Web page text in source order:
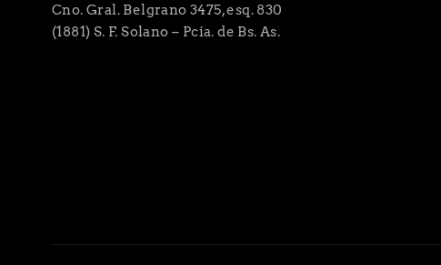
Cno. Gral. Belgrano 3475, esq. 830
(1881) S. F. Solano – Pcia. de Bs. As.